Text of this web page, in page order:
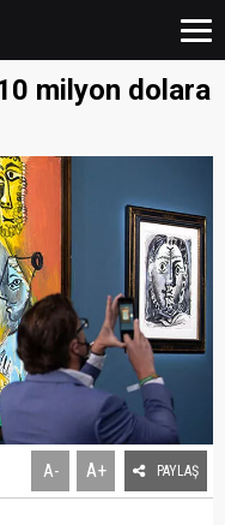
milyon dolara
A- A+ PAYLAŞ